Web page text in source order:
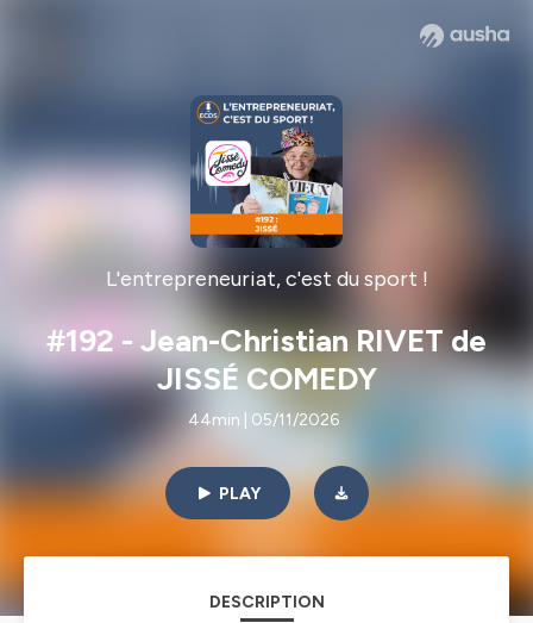
L'entrepreneuriat, c'est du sport !
#192 - Jean-Christian RIVET de
JISSÉ COMEDY
44min | 05/11/2026
PLAY
DESCRIPTION